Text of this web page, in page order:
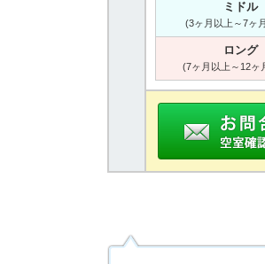
ミドル
(3ヶ月以上～7ヶ
ロング
(7ヶ月以上～12ヶ